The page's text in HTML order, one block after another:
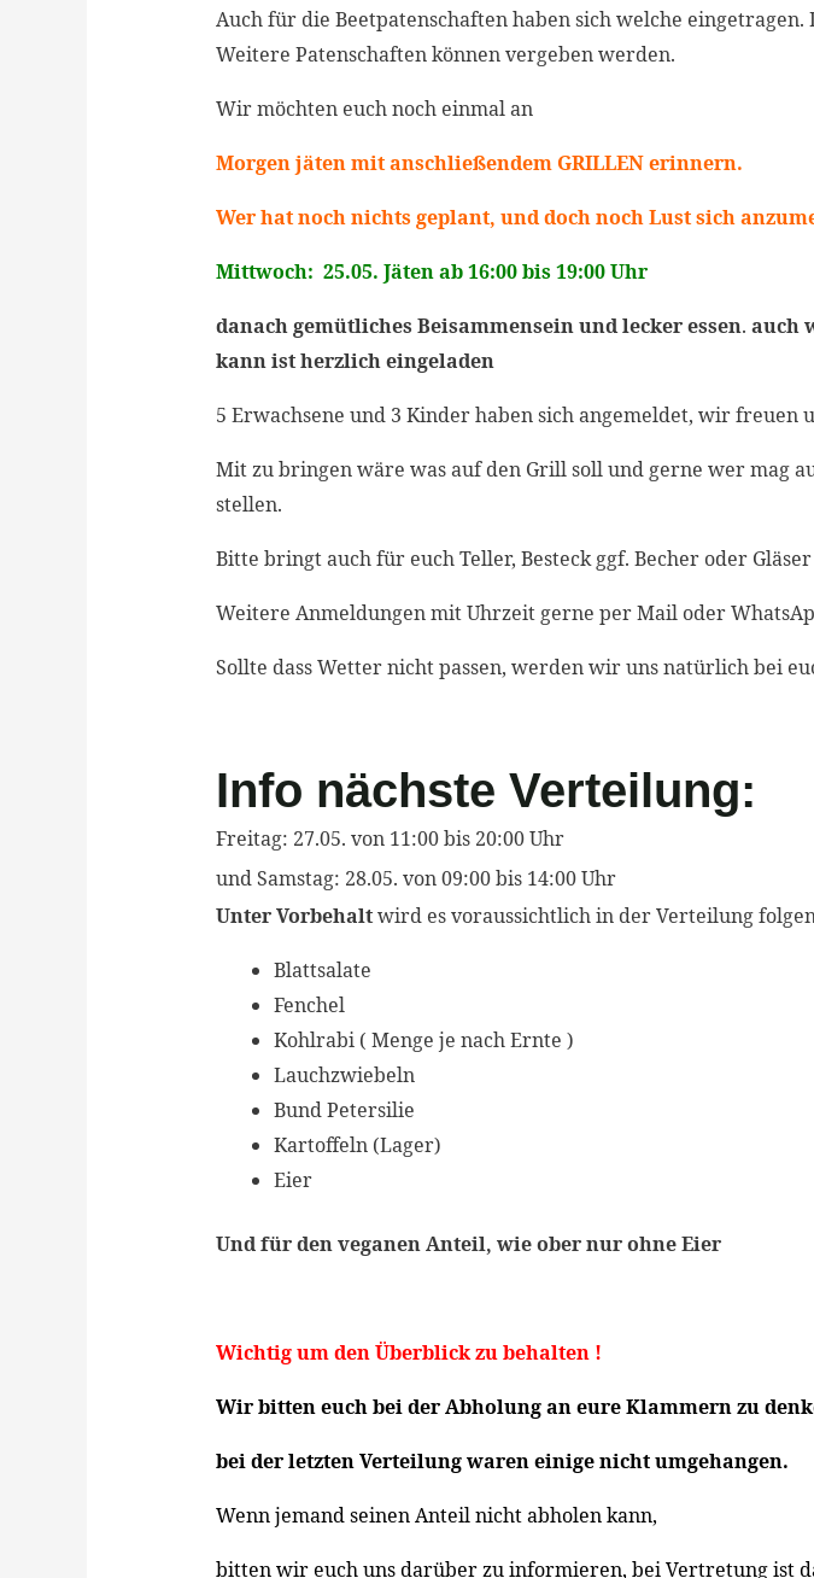
Auch für die Beetpatenschaften haben sich welche
Weitere Patenschaften können vergeben werden.
Wir möchten euch noch einmal an
Morgenjäten mit anschließendem GRILLEN erinnern.
Wer hat noch nichts geplant, und doch noch Lust sich
Mittwoch: 25.05. Jäten ab 16:00 bis 19:00 Uhr
danachgemütliches Beisammensein und lecker essen. auch
kann ist herzlich eingeladen
5 Erwachsene und 3 Kinder haben sich angemeldet, wir freuen
Mit zu bringen wäre was auf den Grill soll und gerne wer mag
stellen.
Bitte bringt auch für euch Teller, Besteck ggf. Becher oder
Weitere Anmeldungen mit Uhrzeit gerne per Mail oder
Sollte dass Wetter nicht passen, werden wir uns natürlich bei
Info nächste Verteilung:
Freitag: 27.05. von 11:00 bis 20:00 Uhr
undSamstag: 28.05. von 09:00 bis 14:00 Uhr
Unter Vorbehaltwird es voraussichtlich in der Verteilung
Blattsalate
Fenchel
Kohlrabi ( Menge je nach Ernte )
Lauchzwiebeln
Bund Petersilie
Kartoffeln (Lager)
Eier
Undfür den veganen Anteil, wie ober nur ohne Eier
Wichtig um den Überblick zu behalten !
Wir bitten euchbei derAbholung an eure Klammern zu
bei der letzten Verteilung waren einigenichtumgehangen.
Wenn jemand seinen Anteil nicht abholen kann,
bitten wir euch uns darüber zu informieren, bei Vertretung ist